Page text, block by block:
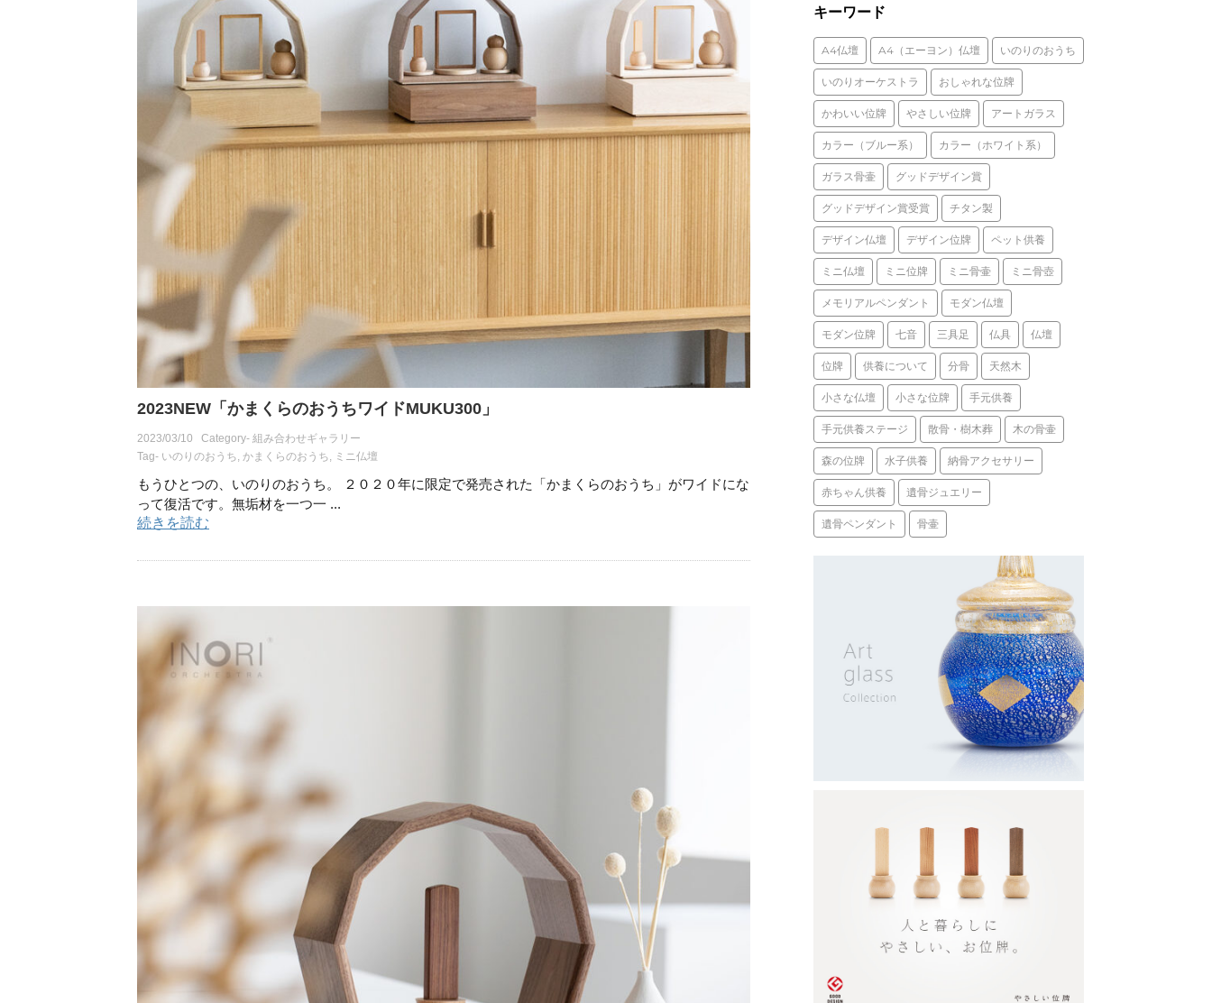
2023NEW「かまくらのおうちワイドMUKU300」
2023/03/10 Category- 組み合わせギャラリー
Tag- いのりのおうち, かまくらのおうち, ミニ仏壇
もうひとつの、いのりのおうち。 ２０２０年に限定で発売された「かまくらのおうち」がワイドにな
って復活です。無垢材を一つ一 ...
続きを読む
キーワード
A4仏壇 A4（エーヨン）仏壇 いのりのおうち
いのりオーケストラ おしゃれな位牌
かわいい位牌 やさしい位牌 アートガラス
カラー（ブルー系） カラー（ホワイト系）
ガラス骨壷 グッドデザイン賞
グッドデザイン賞受賞 チタン製
デザイン仏壇 デザイン位牌 ペット供養
ミニ仏壇 ミニ位牌 ミニ骨壷 ミニ骨壺
メモリアルペンダント モダン仏壇
モダン位牌 七音 三具足 仏具 仏壇
位牌 供養について 分骨 天然木
小さな仏壇 小さな位牌 手元供養
手元供養ステージ 散骨・樹木葬 木の骨壷
森の位牌 水子供養 納骨アクセサリー
赤ちゃん供養 遺骨ジュエリー
遺骨ペンダント 骨壷